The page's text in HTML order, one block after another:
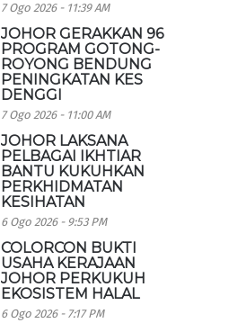
7 Ogo 2026 - 11:39 AM
JOHOR GERAKKAN 96
PROGRAM GOTONG-
ROYONG BENDUNG
PENINGKATAN KES
DENGGI
7 Ogo 2026 - 11:00 AM
JOHOR LAKSANA
PELBAGAI IKHTIAR
BANTU KUKUHKAN
PERKHIDMATAN
KESIHATAN
6 Ogo 2026 - 9:53 PM
COLORCON BUKTI
USAHA KERAJAAN
JOHOR PERKUKUH
EKOSISTEM HALAL
6 Ogo 2026 - 7:17 PM